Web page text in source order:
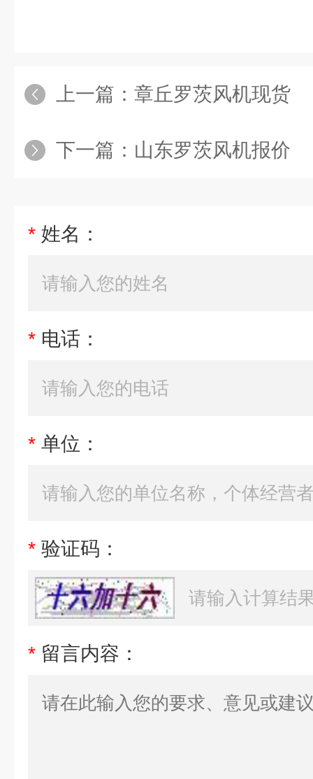
上一篇： 章丘罗茨风机现货
下一篇： 山东罗茨风机报价
* 姓名：
* 电话：
* 单位：
* 验证码：
* 留言内容：